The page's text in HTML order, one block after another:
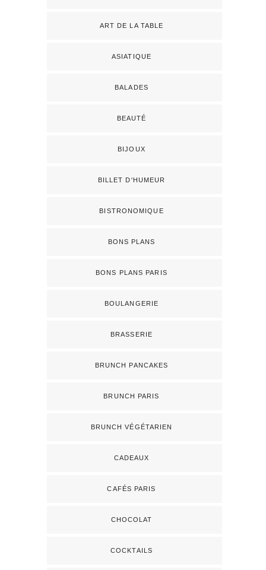
ART DE LA TABLE
ASIATIQUE
BALADES
BEAUTÉ
BIJOUX
BILLET D'HUMEUR
BISTRONOMIQUE
BONS PLANS
BONS PLANS PARIS
BOULANGERIE
BRASSERIE
BRUNCH PANCAKES
BRUNCH PARIS
BRUNCH VÉGÉTARIEN
CADEAUX
CAFÉS PARIS
CHOCOLAT
COCKTAILS